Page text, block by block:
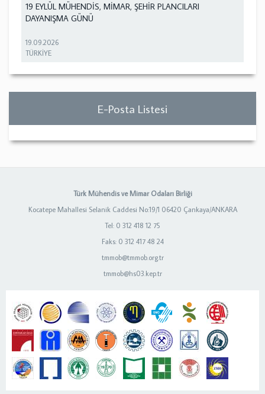
19 EYLÜL MÜHENDİS, MİMAR, ŞEHİR PLANCILARI
DAYANIŞMA GÜNÜ
19.09.2026
TÜRKİYE
E-Posta Listesi
Türk Mühendis ve Mimar Odaları Birliği
Kocatepe Mahallesi Selanik Caddesi No:19/1 06420 Çankaya/ANKARA
Tel: 0 312 418 12 75
Faks: 0 312 417 48 24
tmmob@tmmob.org.tr
tmmob@hs03.kep.tr